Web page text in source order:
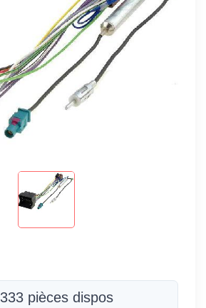
333 pièces dispos